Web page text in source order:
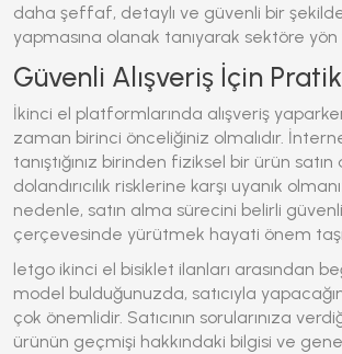
daha şeffaf, detaylı ve güvenli bir
yapmasına olanak tanıyarak sektöre yön
Güvenli Alışveriş İçin
İkinci el platformlarında alışveriş
zaman birinci önceliğiniz olmalıdır.
tanıştığınız birinden fiziksel bir ürün satın
dolandırıcılık risklerine karşı uyanık
nedenle, satın alma sürecini belirli
çerçevesinde yürütmek hayati önem
letgo ikinci el bisiklet ilanları arasından
model bulduğunuzda, satıcıyla
çok önemlidir. Satıcının sorularınıza
ürünün geçmişi hakkındaki bilgisi ve